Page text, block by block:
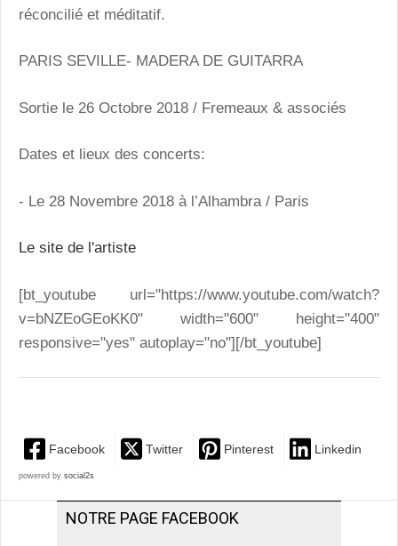
réconcilié et méditatif.
PARIS SEVILLE- MADERA DE GUITARRA
Sortie le 26 Octobre 2018 / Fremeaux & associés
Dates et lieux des concerts:
- Le 28 Novembre 2018 à l’Alhambra / Paris
Le site de l'artiste
[bt_youtube url="https://www.youtube.com/watch?
v=bNZEoGEoKK0" width="600" height="400"
responsive="yes" autoplay="no"][/bt_youtube]
Facebook Twitter Pinterest Linkedin
powered by social2s
NOTRE PAGE FACEBOOK